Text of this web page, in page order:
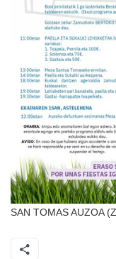
SAN TOMAS AUZOA